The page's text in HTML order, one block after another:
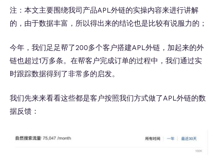
注：本文主要围绕我司产品APL外链的实操内容来进行讲解
的，由于数据丰富，所以得出来的结论也是比较有说服力的；
今年，我们足足帮了200多个客户搭建APL外链，加起来的外
链也超过1万多条。在帮客户完成订单的过程中，我们通过实
时跟踪数据得到了非常多的启发。
我们先来来看看这些都是客户按照我们方式做了APL外链的数
据反馈：